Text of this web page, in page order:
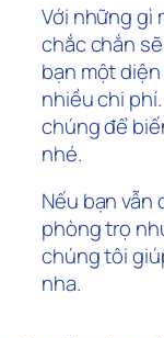
Với những gì
chắc chắn
bạn một
nhiều chi
chúng để
nhé.
Nếu bạn vẫn
phòng trọ
chúng tôi
nha.